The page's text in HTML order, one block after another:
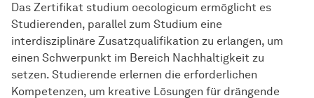
Das Zertifikat studium oecologicum ermöglicht es
Studierenden, parallel zum Studium eine
interdisziplinäre Zusatzqualifikation zu erlangen, um
einen Schwerpunkt im Bereich Nachhaltigkeit zu
setzen. Studierende erlernen die erforderlichen
Kompetenzen, um kreative Lösungen für drängende